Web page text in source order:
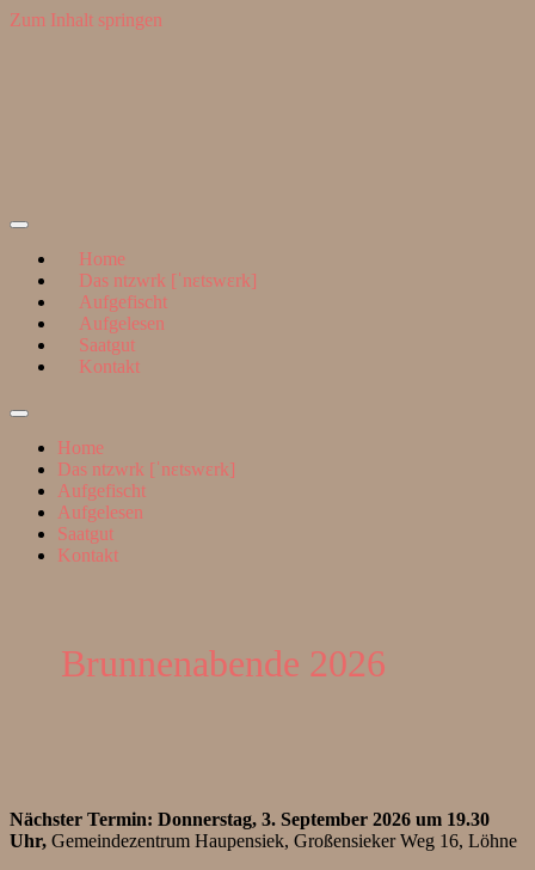
Zum Inhalt springen
Home
Das ntzwrk [ˈnɛtswɛrk]
Aufgefischt
Aufgelesen
Saatgut
Kontakt
Suchfeld
ein-/ausblenden
Home
Das ntzwrk [ˈnɛtswɛrk]
Aufgefischt
Aufgelesen
Saatgut
Kontakt
Brunnenabende 2026
Nächster Termin: Donnerstag, 3. September 2026 um 19.30
Uhr, Gemeindezentrum Haupensiek, Großensieker Weg 16, Löhne